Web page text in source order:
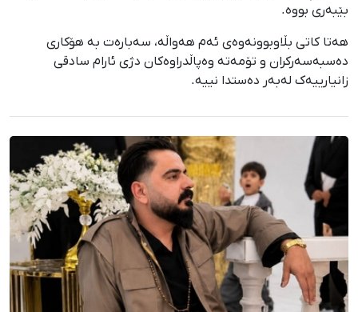
بێبەری بووە.
هەتا کاتی بڵاوبوونەوەی ئەم هەواڵە، سەبارەت بە هۆکاری
دەسبەسەرکران و تۆمەتە وەپاڵدراوەکان دژی ئارام سادقی
زانیارییەک لەبەر دەستدا نییە.